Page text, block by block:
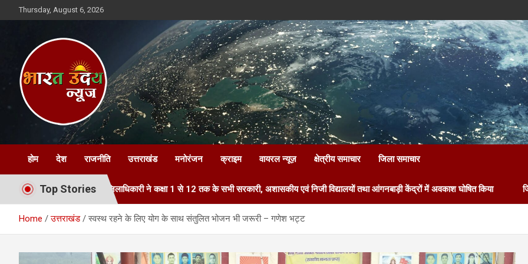
to
Thursday, August 6, 2026
Bharat Uday News
होम देश राजनीति उत्तराखंड मनोरंजन क्राइम वायरल न्यूज़ क्षेत्रीय समाचार जिला समाचार
Top Stories
जिलाधिकारी ने कक्षा 1 से 12 तक के सभी सरकारी, अशासकीय एवं निजी विद्यालयों तथा आंगनबाड़ी केंद्रों में अवकाश घोषित किया जिलाधिकारी की
Home उत्तराखंड स्वस्थ रहने के लिए योग के साथ संतुलित भोजन भी जरूरी – गणेश भट्ट